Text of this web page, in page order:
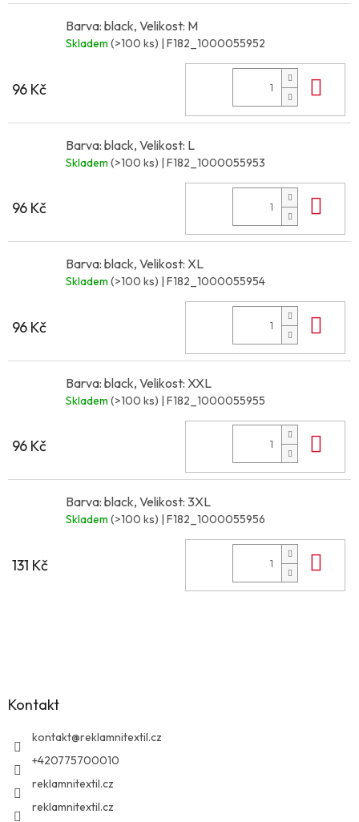
Barva: black, Velikost: M
Skladem (>100 ks) | F182_1000055952
96 Kč
Barva: black, Velikost: L
Skladem (>100 ks) | F182_1000055953
96 Kč
Barva: black, Velikost: XL
Skladem (>100 ks) | F182_1000055954
96 Kč
Barva: black, Velikost: XXL
Skladem (>100 ks) | F182_1000055955
96 Kč
Barva: black, Velikost: 3XL
Skladem (>100 ks) | F182_1000055956
131 Kč
Kontakt
kontakt@reklamnitextil.cz
+420775700010
reklamnitextil.cz
reklamnitextil.cz